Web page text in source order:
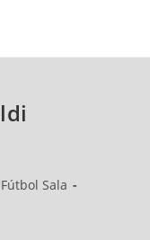
Fútbol Sala